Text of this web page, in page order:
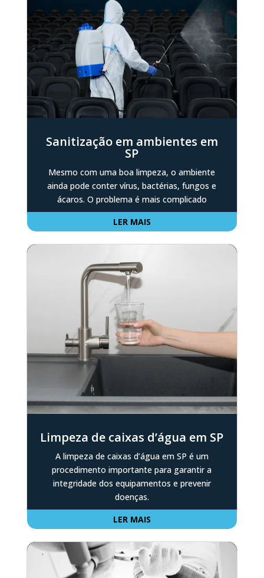
Sanitização em ambientes em
SP
Mesmo com uma boa limpeza, o ambiente
ainda pode conter vírus, bactérias, fungos e
ácaros. O problema é mais complicado
LER MAIS
Limpeza de caixas d’água em SP
A limpeza de caixas d’água em SP é um
procedimento importante para garantir a
integridade dos equipamentos e prevenir
doenças.
LER MAIS